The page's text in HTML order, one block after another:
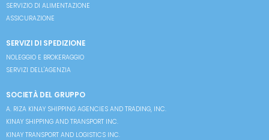
SERVIZIO DI ALIMENTAZIONE
ASSICURAZIONE
SERVIZI DI SPEDIZIONE
NOLEGGIO E BROKERAGGIO
SERVIZI DELL'AGENZIA
SOCIETÀ DEL GRUPPO
A. RIZA KINAY SHIPPING AGENCIES AND TRADING, INC.
KINAY SHIPPING AND TRANSPORT INC.
KINAY TRANSPORT AND LOGISTICS INC.